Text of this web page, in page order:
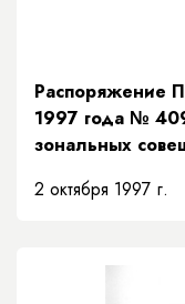
Распоряжение
1997 года №
зональных
2 октября 1997 г.